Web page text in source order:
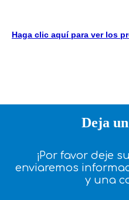
Haga clic aquí para ver los
Deja
¡Por favor deje
enviaremos
y una